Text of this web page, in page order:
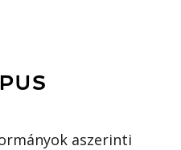
aszerinti